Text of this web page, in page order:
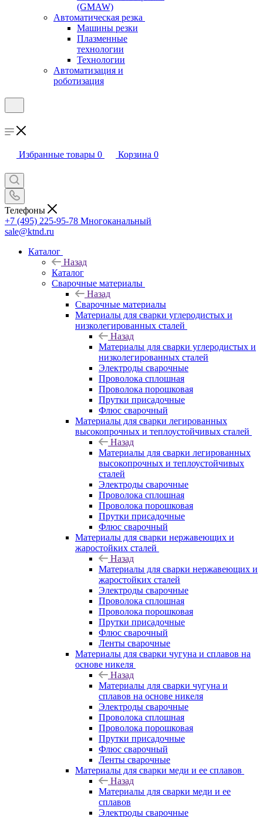
(GMAW)
Автоматическая резка
Машины резки
Плазменные
технологии
Технологии
Автоматизация и
роботизация
Избранные товары 0 Корзина 0
Телефоны
+7 (495) 225-95-78 Многоканальный
sale@ktnd.ru
Каталог
Назад
Каталог
Сварочные материалы
Назад
Сварочные материалы
Материалы для сварки углеродистых и
низколегированных сталей
Назад
Материалы для сварки углеродистых и
низколегированных сталей
Электроды сварочные
Проволока сплошная
Проволока порошковая
Прутки присадочные
Флюс сварочный
Материалы для сварки легированных
высокопрочных и теплоустойчивых сталей
Назад
Материалы для сварки легированных
высокопрочных и теплоустойчивых
сталей
Электроды сварочные
Проволока сплошная
Проволока порошковая
Прутки присадочные
Флюс сварочный
Материалы для сварки нержавеющих и
жаростойких сталей
Назад
Материалы для сварки нержавеющих и
жаростойких сталей
Электроды сварочные
Проволока сплошная
Проволока порошковая
Прутки присадочные
Флюс сварочный
Ленты сварочные
Материалы для сварки чугуна и сплавов на
основе никеля
Назад
Материалы для сварки чугуна и
сплавов на основе никеля
Электроды сварочные
Проволока сплошная
Проволока порошковая
Прутки присадочные
Флюс сварочный
Ленты сварочные
Материалы для сварки меди и ее сплавов
Назад
Материалы для сварки меди и ее
сплавов
Электроды сварочные